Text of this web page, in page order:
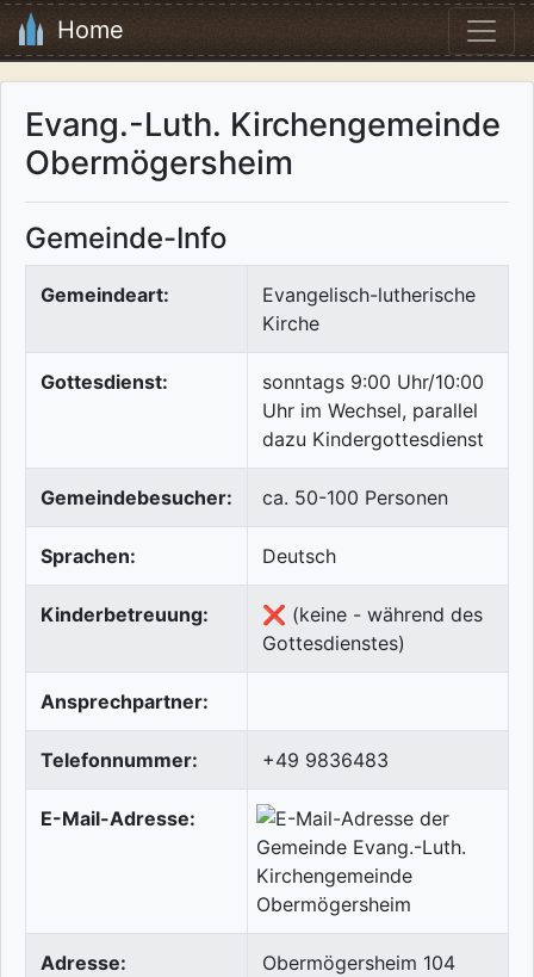
Home
Evang.-Luth. Kirchengemeinde
Obermögersheim
Gemeinde-Info
Gemeindeart:
Evangelisch-lutherische
Kirche
Gottesdienst:
sonntags 9:00 Uhr/10:00
Uhr im Wechsel, parallel
dazu Kindergottesdienst
Gemeindebesucher: ca. 50-100 Personen
Sprachen: Deutsch
Kinderbetreuung:
❌ (keine - während des
Gottesdienstes)
Ansprechpartner:
Telefonnummer: +49 9836483
E-Mail-Adresse:
Adresse:
Obermögersheim 104